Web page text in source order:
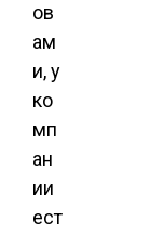
ов
ам
и, у
ко
мп
ан
ии
ест